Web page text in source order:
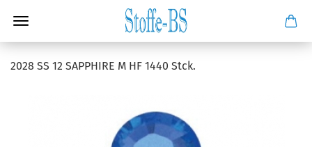
2028 SS 12 SAPPHIRE M HF 1440 Stck.